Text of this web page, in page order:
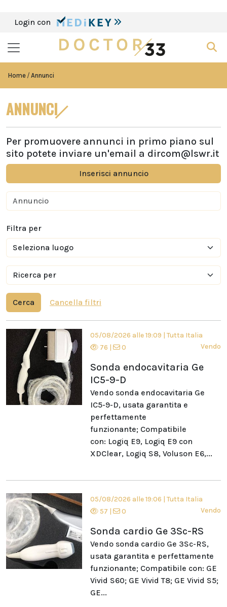
Login con
Home Annunci
ANNUNCI
Per promuovere annunci in primo piano sul
sito potete inviare un'email a dircom@lswr.it
Inserisci annuncio
Filtra per
Cerca Cancella filtri
05/08/2026 alle 19:09 | Tutta Italia
76 | 0 Vendo
Sonda endocavitaria Ge
IC5-9-D
Vendo sonda endocavitaria Ge
IC5-9-D, usata garantita e
perfettamente
funzionante; Compatibile
con: Logiq E9, Logiq E9 con
XDClear, Logiq S8, Voluson E6,...
05/08/2026 alle 19:06 | Tutta Italia
57 | 0 Vendo
Sonda cardio Ge 3Sc-RS
Vendo sonda cardio Ge 3Sc-RS,
usata garantita e perfettamente
funzionante; Compatibile con: GE
Vivid S60; GE Vivid T8; GE Vivid S5;
GE...